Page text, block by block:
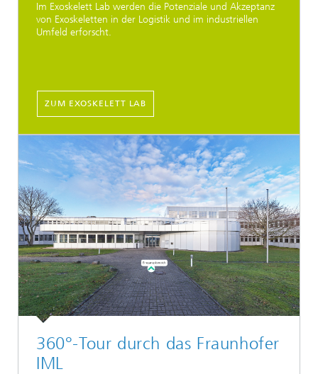
Im Exoskelett Lab werden die Potenziale und Akzeptanz
von Exoskeletten in der Logistik und im industriellen
Umfeld erforscht.
ZUM EXOSKELETT LAB
360°-Tour durch das Fraunhofer
IML